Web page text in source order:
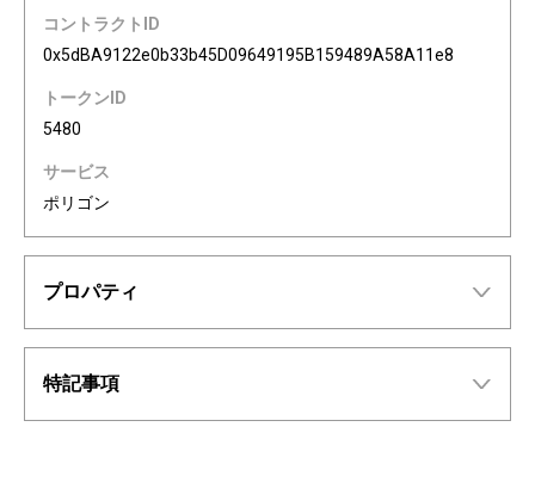
コントラクトID
0x5dBA9122e0b33b45D09649195B159489A58A11e8
トークンID
5480
サービス
ポリゴン
プロパティ
特記事項